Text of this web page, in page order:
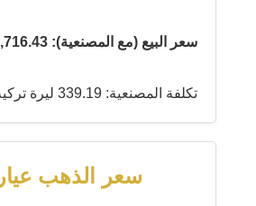
سعر البيع (مع المصنعية): 4,716.43 ليرة تركية
تكلفة المصنعية: 339.19 ليرة تركية
سعر الذهب عيار 22